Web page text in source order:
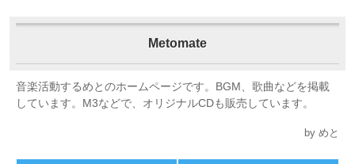
Metomate
音楽活動するめとのホームページです。BGM、歌曲などを掲載
しています。M3などで、オリジナルCDも販売しています。
by めと